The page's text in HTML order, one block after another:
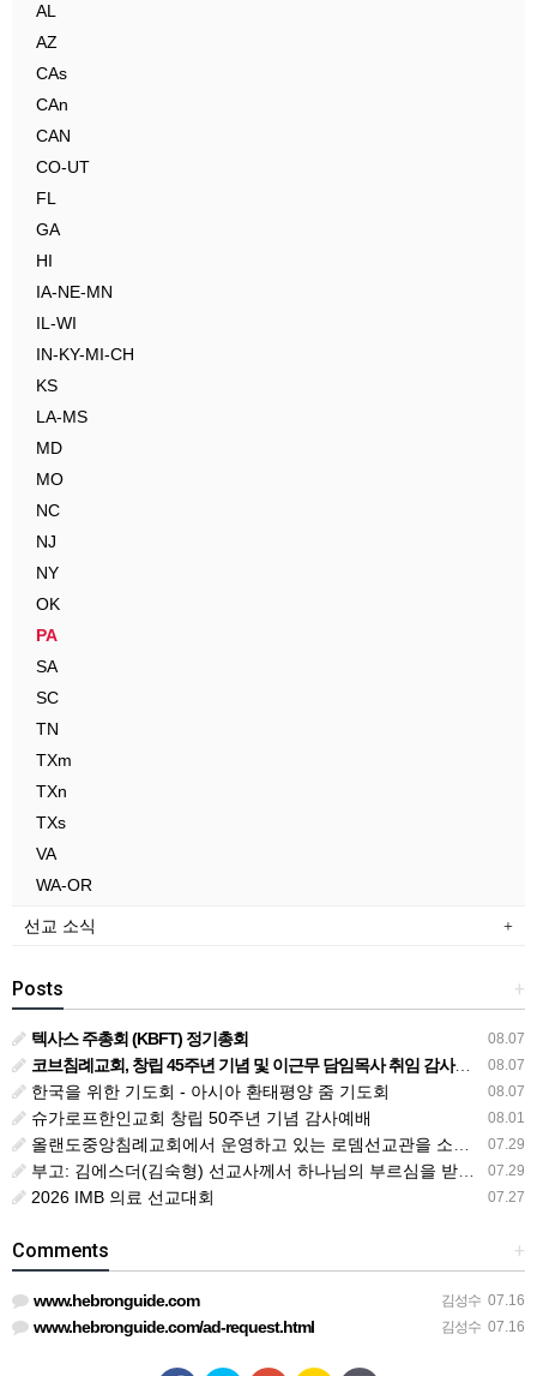
AL
AZ
CAs
CAn
CAN
CO-UT
FL
GA
HI
IA-NE-MN
IL-WI
IN-KY-MI-CH
KS
LA-MS
MD
MO
NC
NJ
NY
OK
PA
SA
SC
TN
TXm
TXn
TXs
VA
WA-OR
선교 소식
+
Posts
08.07
텍사스 주총회 (KBFT) 정기총회
08.07
코브침례교회, 창립 45주년 기념 및 이근무 담임목사 취임 감사예배 드려
08.07
한국을 위한 기도회 - 아시아 환태평양 줌 기도회
08.01
슈가로프한인교회 창립 50주년 기념 감사예배
07.29
올랜도중앙침례교회에서 운영하고 있는 로뎀선교관을 소개해 드립니다
07.29
부고: 김에스더(김숙형) 선교사께서 하나님의 부르심을 받았습니다.
07.27
2026 IMB 의료 선교대회
+
Comments
김성수 07.16
www.hebronguide.com
김성수 07.16
www.hebronguide.com/ad-request.html